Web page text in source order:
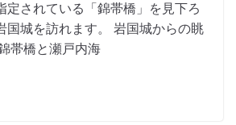
定されている「錦帯橋」を見下ろ
国城を訪れます。 岩国城からの眺
帯橋と瀬戸内海